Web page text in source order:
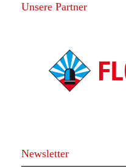
Unsere Partner
Newsletter